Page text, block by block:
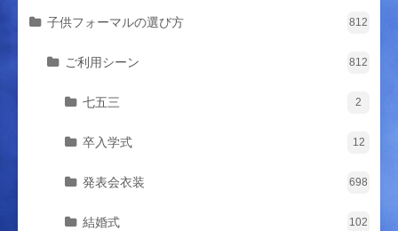
子供フォーマルの選び方 812
ご利用シーン 812
七五三 2
卒入学式 12
発表会衣装 698
結婚式 102